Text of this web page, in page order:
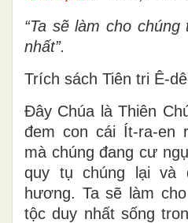
“Ta sẽ làm cho
nhất”.
Trích sách Tiên tri Ê-
Ðây Chúa là Thiên
đem con cái Ít-ra-en
mà chúng đang cư
quy tụ chúng lại và
hương. Ta sẽ làm
tộc duy nhất sống